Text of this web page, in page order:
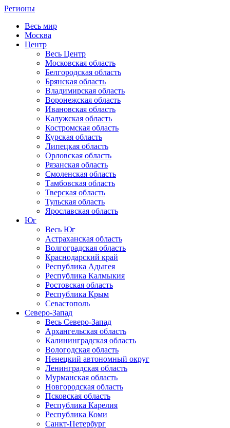
Регионы
Весь мир
Москва
Центр
Весь Центр
Московская область
Белгородская область
Брянская область
Владимирская область
Воронежская область
Ивановская область
Калужская область
Костромская область
Курская область
Липецкая область
Орловская область
Рязанская область
Смоленская область
Тамбовская область
Тверская область
Тульская область
Ярославская область
Юг
Весь Юг
Астраханская область
Волгоградская область
Краснодарский край
Республика Адыгея
Республика Калмыкия
Ростовская область
Республика Крым
Севастополь
Северо-Запад
Весь Северо-Запад
Архангельская область
Калининградская область
Вологодская область
Ненецкий автономный округ
Ленинградская область
Мурманская область
Новгородская область
Псковская область
Республика Карелия
Республика Коми
Санкт-Петербург